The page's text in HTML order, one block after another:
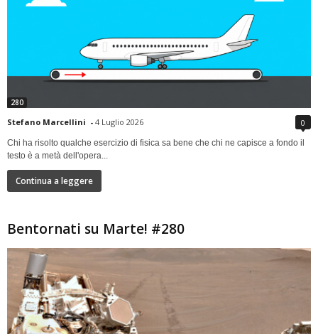
280
Stefano Marcellini - 4 Luglio 2026 0
Chi ha risolto qualche esercizio di fisica sa bene che chi ne capisce a fondo il
testo è a metà dell'opera...
Continua a leggere
Bentornati su Marte! #280